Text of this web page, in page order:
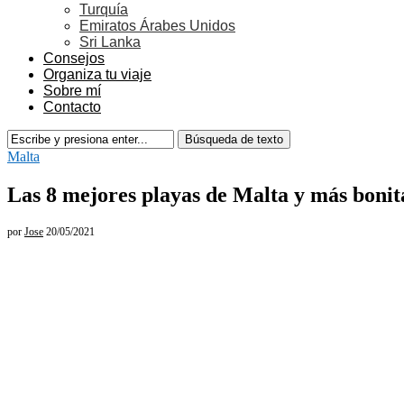
Turquía
Emiratos Árabes Unidos
Sri Lanka
Consejos
Organiza tu viaje
Sobre mí
Contacto
Malta
Las 8 mejores playas de Malta y más
por Jose 20/05/2021